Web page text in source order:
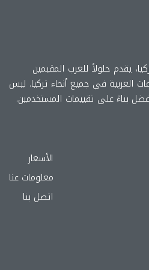
يقدم حلولاً للعرب المقيمين
العربية في جميع أنحاء تركيا. ليس
بناءً على تقييمات المستخدمين.
الأسعار
معلومات عنا
اتصل بنا